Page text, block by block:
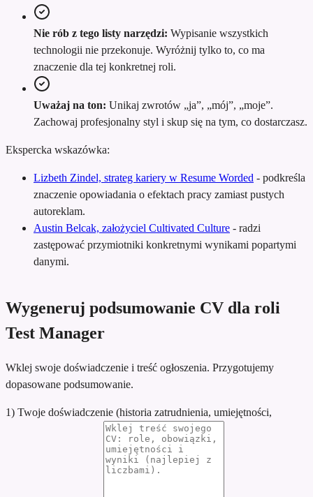
Nie rób z tego listy narzędzi: Wypisanie wszystkich
technologii nie przekonuje. Wyróżnij tylko to, co ma
znaczenie dla tej konkretnej roli.
Uważaj na ton: Unikaj zwrotów „ja”, „mój”, „moje”.
Zachowaj profesjonalny styl i skup się na tym, co dostarczasz.
Ekspercka wskazówka:
Lizbeth Zindel, strateg kariery w Resume Worded - podkreśla
znaczenie opowiadania o efektach pracy zamiast pustych
autoreklam.
Austin Belcak, założyciel Cultivated Culture - radzi
zastępować przymiotniki konkretnymi wynikami popartymi
danymi.
Wygeneruj podsumowanie CV dla roli
Test Manager
Wklej swoje doświadczenie i treść ogłoszenia. Przygotujemy
dopasowane podsumowanie.
1) Twoje doświadczenie (historia zatrudnienia, umiejętności,